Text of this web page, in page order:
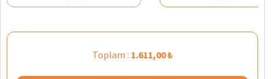
Toplam : 1.611,00 ₺